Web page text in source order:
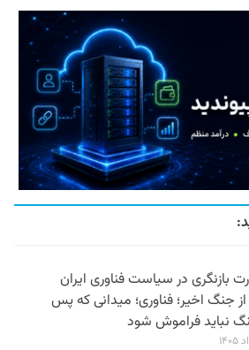
بازنگری در سیاست فناوری ایران
جنگ اخیر؛ فناوری؛ میدانی که پس
نباید فراموش شود